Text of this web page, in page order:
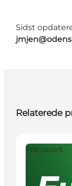
Sidst
Relaterede
Transport